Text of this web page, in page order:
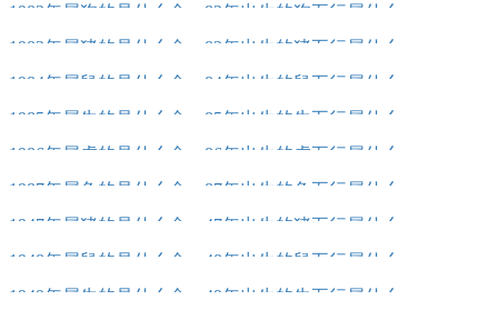
1982年属狗的是什么命，82年出生的狗五行属什么
1983年属猪的是什么命，83年出生的猪五行属什么
1984年属鼠的是什么命，84年出生的鼠五行属什么
1985年属牛的是什么命，85年出生的牛五行属什么
1986年属虎的是什么命，86年出生的虎五行属什么
1987年属兔的是什么命，87年出生的兔五行属什么
1947年属猪的是什么命，47年出生的猪五行属什么
1948年属鼠的是什么命，48年出生的鼠五行属什么
1949年属牛的是什么命，49年出生的牛五行属什么